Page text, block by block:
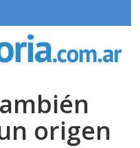
origen